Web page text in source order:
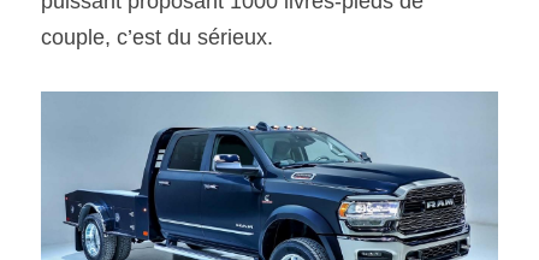
couple, c’est du sérieux.